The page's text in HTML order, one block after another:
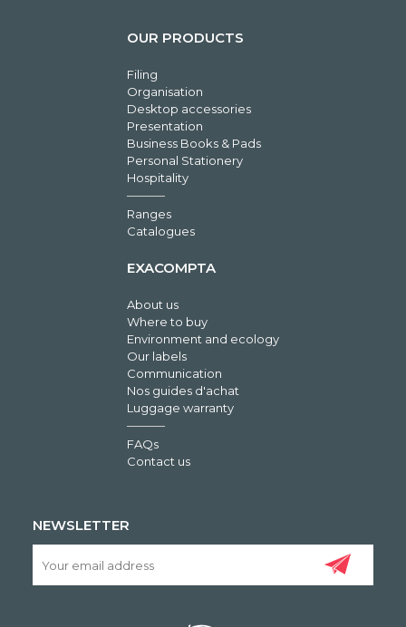
OUR PRODUCTS
Filing
Organisation
Desktop accessories
Presentation
Business Books & Pads
Personal Stationery
Hospitality
Ranges
Catalogues
EXACOMPTA
About us
Where to buy
Environment and ecology
Our labels
Communication
Nos guides d'achat
Luggage warranty
FAQs
Contact us
NEWSLETTER